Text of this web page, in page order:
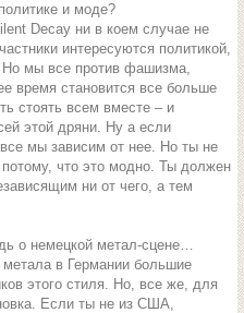
и моде?
Decay ни в коем случае не
интересуются политикой,
Но мы все против фашизма,
время становится все больше
стоять всем вместе – и
этой дряни. Ну а если
мы зависим от нее. Но ты не
что это модно. Ты должен
ни от чего, а тем
о немецкой метал-сцене…
в Германии большие
этого стиля. Но, все же, для
Если ты не из США,